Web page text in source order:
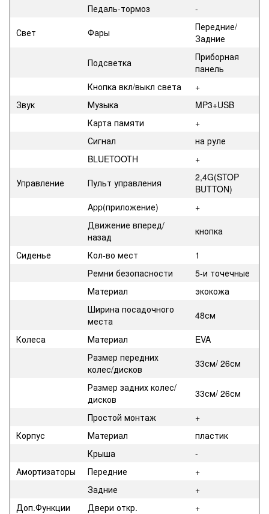
Педаль-тормоз
-
Свет
Фары
Передние/
Задние
Подсветка
Приборная
панель
Кнопка вкл/выкл света
+
Звук
Музыка
MP3+USB
Карта памяти
+
Сигнал
на руле
BLUETOOTH
+
Управление
Пульт управления
2,4G(STOP
BUTTON)
App(приложение)
+
Движение вперед/
назад
кнопка
Сиденье
Кол-во мест
1
Ремни безопасности
5-и точечные
Материал
экокожа
Ширина посадочного
места
48см
Колеса
Материал
EVA
Размер передних
колес/дисков
33см/ 26см
Размер задних колес/
дисков
33см/ 26см
Простой монтаж
+
Корпус
Материал
пластик
Крыша
-
Амортизаторы
Передние
+
Задние
+
Доп.Функции
Двери откр.
+